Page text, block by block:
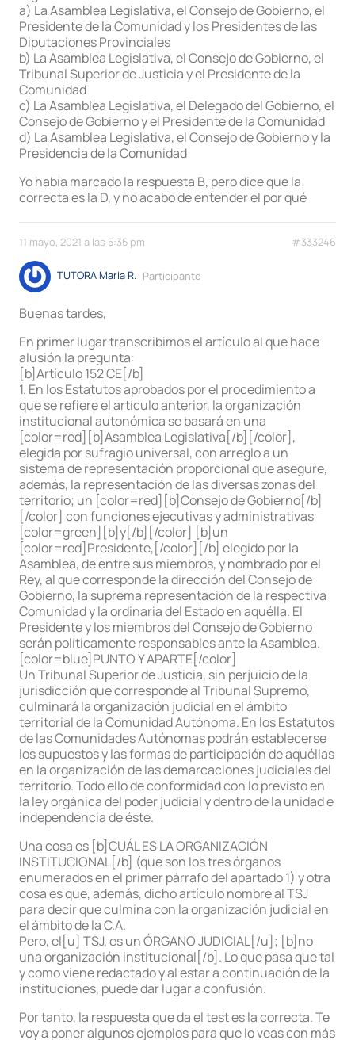
a) La Asamblea Legislativa, el Consejo de Gobierno, el
Presidente de la Comunidad y los Presidentes de las
Diputaciones Provinciales
b) La Asamblea Legislativa, el Consejo de Gobierno, el
Tribunal Superior de Justicia y el Presidente de la
Comunidad
c) La Asamblea Legislativa, el Delegado del Gobierno, el
Consejo de Gobierno y el Presidente de la Comunidad
d) La Asamblea Legislativa, el Consejo de Gobierno y la
Presidencia de la Comunidad
Yo había marcado la respuesta B, pero dice que la
correcta es la D, y no acabo de entender el por qué
11 mayo, 2021 a las 5:35 pm #333246
TUTORA Maria R. Participante
Buenas tardes,
En primer lugar transcribimos el artículo al que hace
alusión la pregunta:
[b]Artículo 152 CE[/b]
1. En los Estatutos aprobados por el procedimiento a
que se refiere el artículo anterior, la organización
institucional autonómica se basará en una
[color=red][b]Asamblea Legislativa[/b][/color],
elegida por sufragio universal, con arreglo a un
sistema de representación proporcional que asegure,
además, la representación de las diversas zonas del
territorio; un [color=red][b]Consejo de Gobierno[/b]
[/color] con funciones ejecutivas y administrativas
[color=green][b]y[/b][/color] [b]un
[color=red]Presidente,[/color][/b] elegido por la
Asamblea, de entre sus miembros, y nombrado por el
Rey, al que corresponde la dirección del Consejo de
Gobierno, la suprema representación de la respectiva
Comunidad y la ordinaria del Estado en aquélla. El
Presidente y los miembros del Consejo de Gobierno
serán políticamente responsables ante la Asamblea.
[color=blue]PUNTO Y APARTE[/color]
Un Tribunal Superior de Justicia, sin perjuicio de la
jurisdicción que corresponde al Tribunal Supremo,
culminará la organización judicial en el ámbito
territorial de la Comunidad Autónoma. En los Estatutos
de las Comunidades Autónomas podrán establecerse
los supuestos y las formas de participación de aquéllas
en la organización de las demarcaciones judiciales del
territorio. Todo ello de conformidad con lo previsto en
la ley orgánica del poder judicial y dentro de la unidad e
independencia de éste.
Una cosa es [b]CUÁL ES LA ORGANIZACIÓN
INSTITUCIONAL[/b] (que son los tres órganos
enumerados en el primer párrafo del apartado 1) y otra
cosa es que, además, dicho artículo nombre al TSJ
para decir que culmina con la organización judicial en
el ámbito de la C.A.
Pero, el[u] TSJ, es un ÓRGANO JUDICIAL[/u]; [b]no
una organización institucional[/b]. Lo que pasa que tal
y como viene redactado y al estar a continuación de la
instituciones, puede dar lugar a confusión.
Por tanto, la respuesta que da el test es la correcta. Te
voy a poner algunos ejemplos para que lo veas con más